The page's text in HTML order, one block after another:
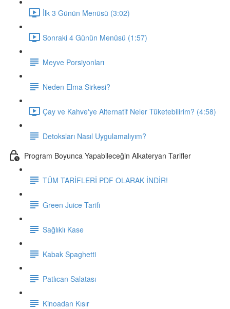
İlk 3 Günün Menüsü (3:02)
Sonraki 4 Günün Menüsü (1:57)
Meyve Porsiyonları
Neden Elma Sirkesi?
Çay ve Kahve'ye Alternatif Neler Tüketebilirim? (4:58)
Detoksları Nasıl Uygulamalıyım?
Program Boyunca Yapabileceğin Alkateryan Tarifler
TÜM TARİFLERİ PDF OLARAK İNDİR!
Green Juice Tarifi
Sağlıklı Kase
Kabak Spaghetti
Patlıcan Salatası
Kinoadan Kısır